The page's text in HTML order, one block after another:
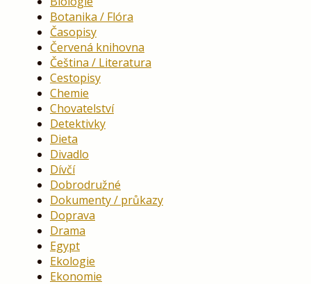
Botanika / Flóra
Časopisy
Červená knihovna
Čeština / Literatura
Cestopisy
Chemie
Chovatelství
Detektivky
Dieta
Divadlo
Dívčí
Dobrodružné
Dokumenty / průkazy
Doprava
Drama
Egypt
Ekologie
Ekonomie